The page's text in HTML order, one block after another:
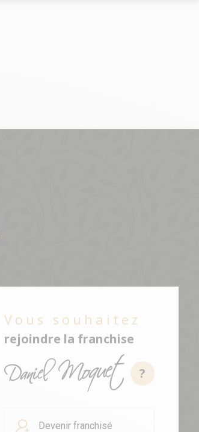
Vous souhaitez
rejoindre la franchise
?
Devenir franchisé